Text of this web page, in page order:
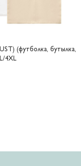
(футболка, бутылка,
4XL